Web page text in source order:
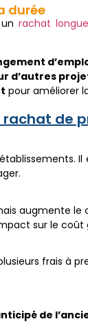
durée
rachat
d’autres
pour améliorer
de
augmente
sur le
frais à
de